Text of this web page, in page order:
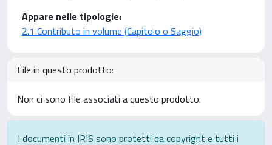
Appare nelle tipologie:
2.1 Contributo in volume (Capitolo o Saggio)
File in questo prodotto:
Non ci sono file associati a questo prodotto.
I documenti in IRIS sono protetti da copyright e tutti i